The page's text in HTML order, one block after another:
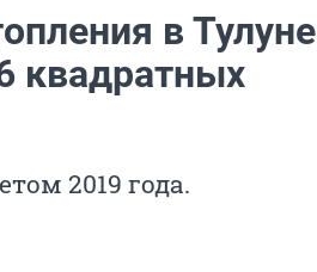
в Тулуне
квадратных
2019 года.